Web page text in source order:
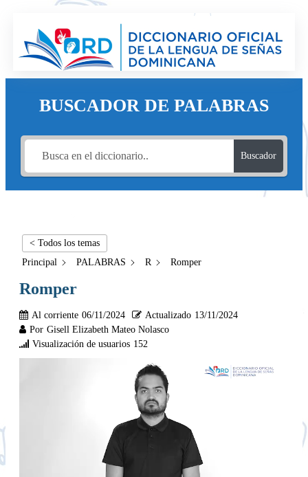
BUSCADOR DE PALABRAS
Buscador
< Todos los temas
Principal
PALABRAS R Romper
Romper
Al corriente 06/11/2024 Actualizado 13/11/2024
Por Gisell Elizabeth Mateo Nolasco
Visualización de usuarios 152